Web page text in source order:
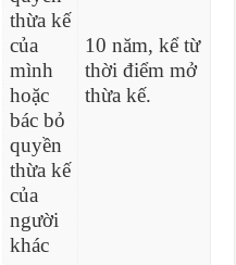
thừa kế
của
mình
hoặc
bác bỏ
quyền
thừa kế
của
người
khác
10 năm, kể từ
thời điểm mở
thừa kế.